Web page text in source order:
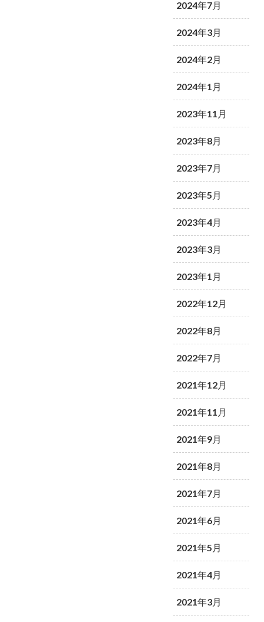
2024年7月
2024年3月
2024年2月
2024年1月
2023年11月
2023年8月
2023年7月
2023年5月
2023年4月
2023年3月
2023年1月
2022年12月
2022年8月
2022年7月
2021年12月
2021年11月
2021年9月
2021年8月
2021年7月
2021年6月
2021年5月
2021年4月
2021年3月